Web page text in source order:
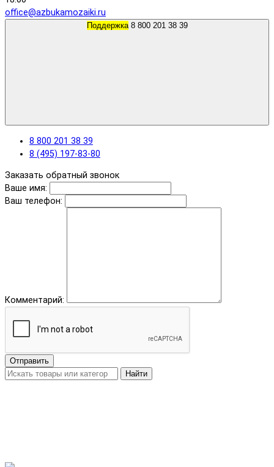
office@azbukamozaiki.ru
Поддержка 8 800 201 38 39
8 800 201 38 39
8 (495) 197-83-80
Заказать обратный звонок
Ваше имя:
Ваш телефон:
Комментарий:
Отправить
Найти